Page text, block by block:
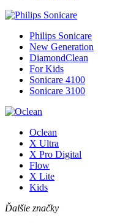
Philips Sonicare
New Generation
DiamondClean
For Kids
Sonicare 4100
Sonicare 3100
Oclean
X Ultra
X Pro Digital
Flow
X Lite
Kids
Ďalšie značky